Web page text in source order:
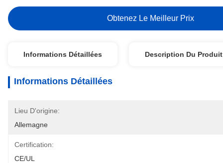
Obtenez Le Meilleur Prix
Informations Détaillées Description Du Produit
Informations Détaillées
Lieu D'origine:
Allemagne
Certification:
CE/UL